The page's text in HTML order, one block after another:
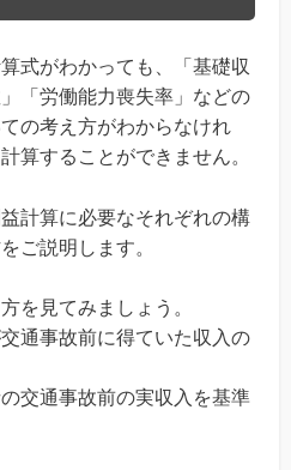
式がわかっても、「基礎収
「労働能力喪失率」などの
の考え方がわからなけれ
算することができません。
計算に必要なそれぞれの構
ご説明します。
を見てみましょう。
通事故前に得ていた収入の
交通事故前の実収入を基準